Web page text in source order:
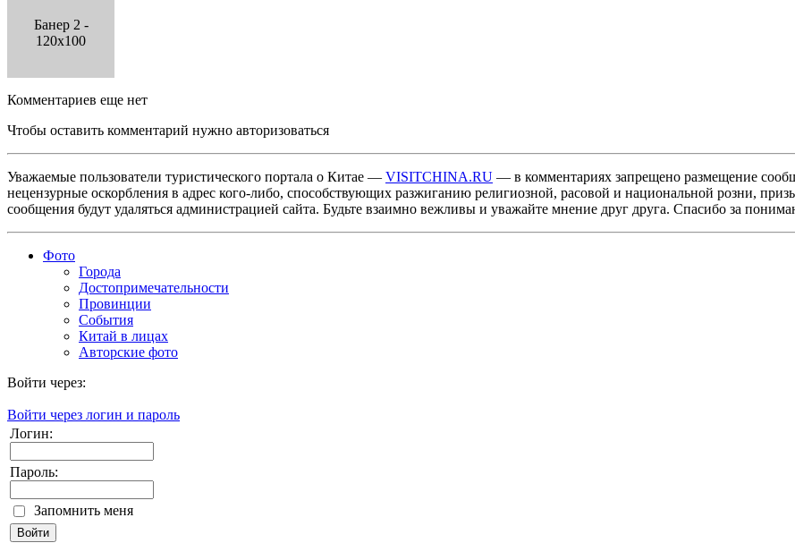
Банер 2 -
120x100
Комментариев еще нет
Чтобы оставить комментарий нужно авторизоваться
Уважаемые пользователи туристического портала о Китае — VISITCHINA.RU — в комментариях запрещено размещение
нецензурные оскорбления в адрес кого-либо, способствующих разжиганию религиозной, расовой и национальной розни,
сообщения будут удаляться администрацией сайта. Будьте взаимно вежливы и уважайте мнение друг друга. Спасибо за
Фото
Города
Достопримечательности
Провинции
События
Китай в лицах
Авторские фото
Войти через:
Войти через логин и пароль
Логин:
Пароль:
Запомнить меня